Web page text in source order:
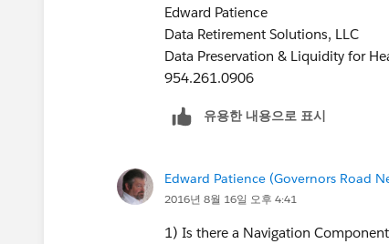
Edward Patience
Data Retirement Solutions, LLC
Data Preservation & Liquidity for
954.261.0906
유용한 내용으로 표시
Edward Patience (Governors Road
2016년 8월 16일 오후 4:41
1) Is there a Navigation